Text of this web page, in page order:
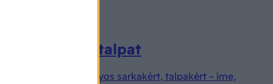
a sarkat, talpat
megoldás a bársonyos sarkakért, talpakért – íme,